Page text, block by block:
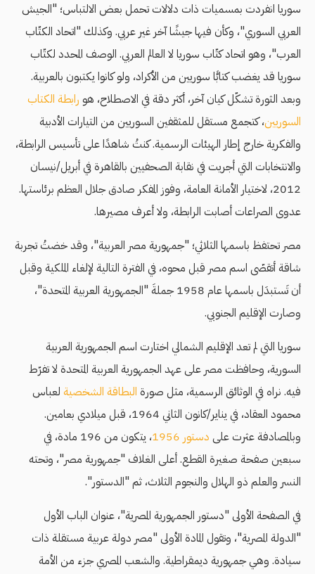
سوريا انفردت بمسميات ذات دلالات تحمل بعض الالتباس؛ "الجيش
العربي السوري"، وكأن فيها جيشًا آخر غير عربي. وكذلك "اتحاد الكتّاب
العرب"، وهو اتحاد كتّاب سوريا لا العالم العربي. الوصف المحدد لكتّاب
سوريا قد يغضب كتابًّا سوريين من الأكراد، ولو كانوا يكتبون بالعربية.
وبعد الثورة تشكّل كيان آخر، أكثر دقة في الاصطلاح، هو رابطة الكتاب
السوريين، كتجمع مستقل للمثقفين السوريين من التيارات الأدبية
والفكرية خارج إطار الهيئات الرسمية. كنتُ شاهدًا على تأسيس الرابطة،
والانتخابات التي أجريت في نقابة الصحفيين بالقاهرة في أبريل/نيسان
2012، لاختيار الأمانة العامة، وفوز المفكر صادق جلال العظم برئاستها.
عدوى الصراعات أصابت الرابطة، ولا أعرف مصيرها.
مصر تحتفظ باسمها الثلاثي؛ "جمهورية مصر العربية"، وقد خضتُ تجربة
شاقة أتقصّى اسم مصر قبل محوه، في الفترة التالية لإلغاء الملكية وقبل
أن تَستبدَل باسمها عام 1958 جملةَ "الجمهورية العربية المتحدة"،
وصارت الإقليم الجنوبي.
سوريا التي لم تعد الإقليم الشمالي اختارت اسم الجمهورية العربية
السورية، وحافظت مصر على عهد الجمهورية العربية المتحدة لا تفرّط
فيه. نراه في الوثائق الرسمية، مثل صورة البطاقة الشخصية لعباس
محمود العقاد، في يناير/كانون الثاني 1964، قبل ميلادي بعامين.
وبالمصادفة عثرت على دستور 1956
، يتكون من 196 مادة، في
سبعين صفحة صغيرة القطع. أعلى الغلاف "جمهورية مصر"، وتحته
النسر والعلم ذو الهلال والنجوم الثلاث، ثم "الدستور".
في الصفحة الأولى "دستور الجمهورية المصرية"، عنوان الباب الأول
"الدولة المصرية"، وتقول المادة الأولى "مصر دولة عربية مستقلة ذات
سيادة. وهي جمهورية ديمقراطية. والشعب المصري جزء من الأمة